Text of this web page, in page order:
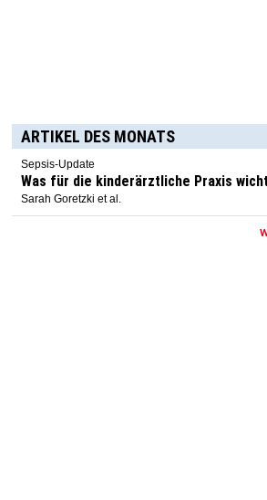
ARTIKEL DES MONATS
Sepsis-Update
Was für die kinderärztliche Praxis
Sarah Goretzki et al.